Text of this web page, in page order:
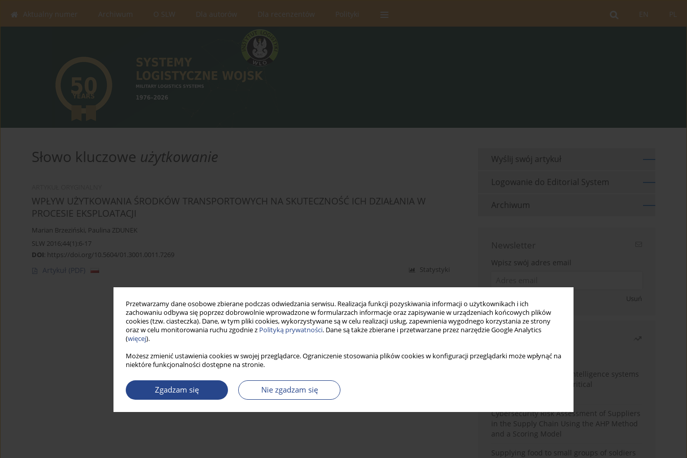
Przetwarzamy dane osobowe zbierane podczas odwiedzania serwisu. Realizacja funkcji pozyskiwania informacji o użytkownikach i ich
zachowaniu odbywa się poprzez dobrowolnie wprowadzone w formularzach informacje oraz zapisywanie w urządzeniach końcowych plików
cookies (tzw. ciasteczka). Dane, w tym pliki cookies, wykorzystywane są w celu realizacji usług, zapewnienia wygodnego korzystania ze strony
oraz w celu monitorowania ruchu zgodnie z Polityką prywatności. Dane są także zbierane i przetwarzane przez narzędzie Google Analytics
(więcej).
Możesz zmienić ustawienia cookies w swojej przeglądarce. Ograniczenie stosowania plików cookies w konfiguracji przeglądarki może wpłynąć na
niektóre funkcjonalności dostępne na stronie.
Zgadzam się Nie zgadzam się
PL
EN
Aktualny numer Archiwum O SLW Dla autorów Dla recenzentów Polityki
Słowo kluczowe użytkowanie
WPŁYW UŻYTKOWANIA ŚRODKÓW TRANSPORTOWYCH NA SKUTECZNOŚĆ ICH DZIAŁANIA W
PROCESIE EKSPLOATACJI
Marian Brzeziński, Paulina ZDUNEK
SLW 2016;44(1):6-17
DOI: https://doi.org/10.5604/01.3001.0011.7269
Artykuł (PDF) Statystyki
Wyślij swój artykuł
Logowanie do Editorial System
Archiwum
Newsletter
Wpisz swój adres email
Usuń
Miesiąc
Rok
Integration of artificial intelligence systems
into the air defence of critical
Cybersecurity Risk Assessment of Suppliers
in the Supply Chain Using the AHP Method
and a Scoring Model
Supplying food to small groups of soldiers